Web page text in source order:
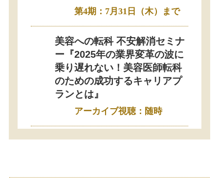
第4期：7月31日（木）まで
美容への転科 不安解消セミナ
ー『2025年の業界変革の波に
乗り遅れない！美容医師転科
のための成功するキャリアプ
ランとは』
アーカイブ視聴：随時